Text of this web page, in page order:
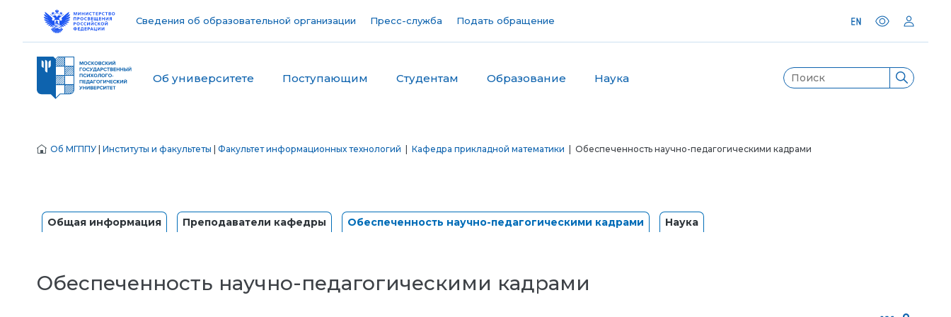
Сведения об образовательной организации Пресс-служба Подать обращение
Об университете Поступающим Студентам Образование Наука
Об МГППУ Институты и факультеты Факультет информационных технологий Кафедра прикладной математики | Обеспеченность научно-педагогическими кадрами
Общая информация Преподаватели кафедры Обеспеченность научно-педагогическими кадрами Наука
Обеспеченность научно-педагогическими кадрами